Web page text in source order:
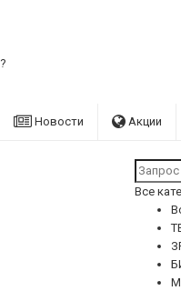
?
Новости Акции
Все